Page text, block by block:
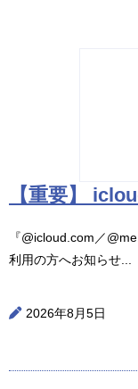
【重要】
『@icloud.com／
利用の方へお知らせ...
2026年8月5日